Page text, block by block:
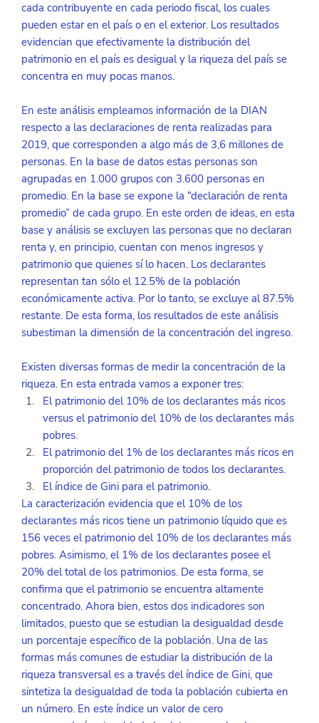
cada contribuyente en cada periodo fiscal, los cuales
pueden estar en el país o en el exterior. Los resultados
evidencian que efectivamente la distribución del
patrimonio en el país es desigual y la riqueza del país se
concentra en muy pocas manos.
En este análisis empleamos información de la DIAN
respecto a las declaraciones de renta realizadas para
2019, que corresponden a algo más de 3,6 millones de
personas. En la base de datos estas personas son
agrupadas en 1.000 grupos con 3.600 personas en
promedio. En la base se expone la “declaración de renta
promedio” de cada grupo. En este orden de ideas, en esta
base y análisis se excluyen las personas que no declaran
renta y, en principio, cuentan con menos ingresos y
patrimonio que quienes sí lo hacen. Los declarantes
representan tan sólo el 12.5% de la población
económicamente activa. Por lo tanto, se excluye al 87.5%
restante. De esta forma, los resultados de este análisis
subestiman la dimensión de la concentración del ingreso.
Existen diversas formas de medir la concentración de la
riqueza. En esta entrada vamos a exponer tres:
El patrimonio del 10% de los declarantes más ricos
versus el patrimonio del 10% de los declarantes más
pobres.
El patrimonio del 1% de los declarantes más ricos en
proporción del patrimonio de todos los declarantes.
El índice de Gini para el patrimonio.
La caracterización evidencia que el 10% de los
declarantes más ricos tiene un patrimonio líquido que es
156 veces el patrimonio del 10% de los declarantes más
pobres. Asimismo, el 1% de los declarantes posee el
20% del total de los patrimonios. De esta forma, se
confirma que el patrimonio se encuentra altamente
concentrado. Ahora bien, estos dos indicadores son
limitados, puesto que se estudian la desigualdad desde
un porcentaje específico de la población. Una de las
formas más comunes de estudiar la distribución de la
riqueza transversal es a través del índice de Gini, que
sintetiza la desigualdad de toda la población cubierta en
un número. En este índice un valor de cero